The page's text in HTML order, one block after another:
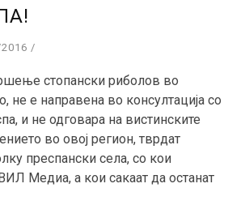
стопански риболов во
не е направена во консултација со
и не одговара на вистинските
во овој регион, тврдат
преспански села, со кои
Медиа, а кои сакаат да останат